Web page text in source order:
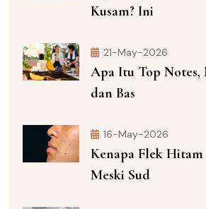
Kusam? Ini
21-May-2026
Apa Itu Top Notes,
dan Bas
16-May-2026
Kenapa Flek
Meski Sud